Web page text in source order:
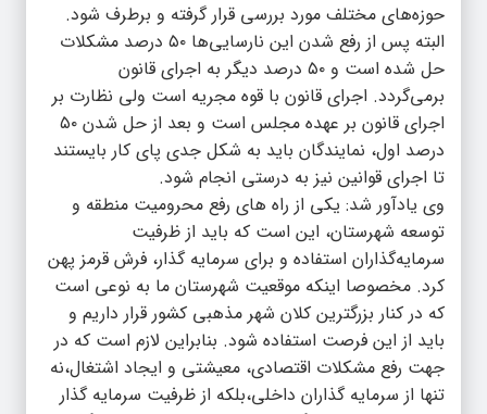
حوزه‌های مختلف مورد بررسی قرار گرفته و برطرف شود.
البته پس از رفع شدن این نارسایی‌ها ۵۰ درصد مشکلات
حل شده است و ۵۰ درصد دیگر به اجرای قانون
برمی‌گردد. اجرای قانون با قوه مجریه است ولی نظارت بر
اجرای قانون بر عهده مجلس است و بعد از حل شدن ۵۰
درصد اول، نمایندگان باید به شکل جدی پای کار بایستند
تا اجرای قوانین نیز به درستی انجام شود.
وی یادآور شد: یکی از راه های رفع محرومیت منطقه و
توسعه شهرستان، این است که باید از ظرفیت
سرمایه‌گذاران استفاده و برای سرمایه گذار، فرش قرمز پهن
کرد. مخصوصا اینکه موقعیت شهرستان ما به نوعی است
که در کنار بزرگترین کلان شهر مذهبی کشور قرار داریم و
باید از این فرصت استفاده شود. بنابراین لازم است که در
جهت رفع مشکلات اقتصادی، معیشتی و ایجاد اشتغال،نه
تنها از سرمایه گذاران داخلی،بلکه از ظرفیت سرمایه گذار